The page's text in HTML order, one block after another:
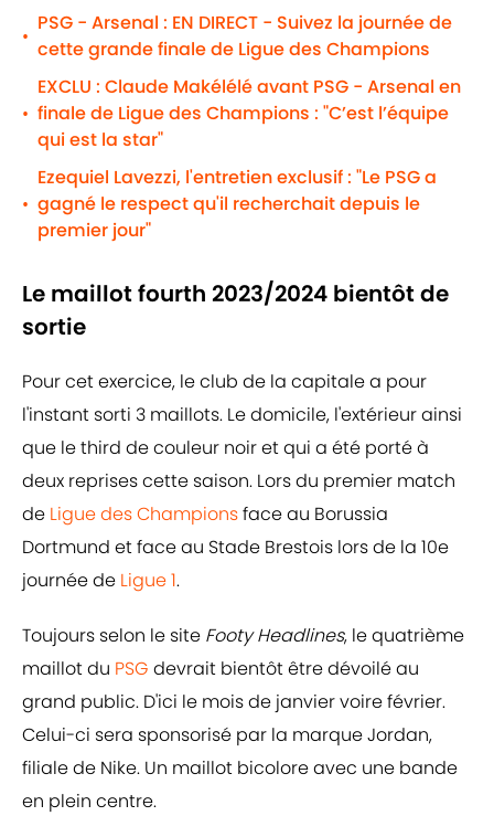
•
PSG - Arsenal : EN DIRECT - Suivez la journée de
cette grande finale de Ligue des Champions
•
EXCLU : Claude Makélélé avant PSG - Arsenal en
finale de Ligue des Champions : "C’est l’équipe
qui est la star"
•
Ezequiel Lavezzi, l'entretien exclusif : "Le PSG a
gagné le respect qu'il recherchait depuis le
premier jour"
Le maillot fourth 2023/2024 bientôt de
sortie
Pour cet exercice, le club de la capitale a pour
l'instant sorti 3 maillots. Le domicile, l'extérieur ainsi
que le third de couleur noir et qui a été porté à
deux reprises cette saison. Lors du premier match
de Ligue des Championsface au Borussia
Dortmund et face au Stade Brestois lors de la 10e
journée de Ligue 1.
Toujours selon le site Footy Headlines, le quatrième
maillot du PSG devrait bientôt être dévoilé au
grand public. D'ici le mois de janvier voire février.
Celui-ci sera sponsorisé par la marque Jordan,
filiale de Nike. Un maillot bicolore avec une bande
en plein centre.